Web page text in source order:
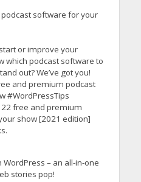
software for your
or improve your
which podcast software to
out? We’ve got you!
and premium podcast
#WordPressTips
free and premium
show [2021 edition]
– an all-in-one
stories pop!